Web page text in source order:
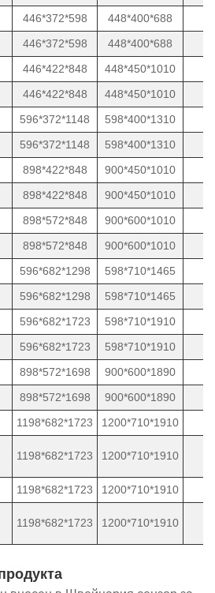
446*372*598 448*400*688
446*372*598 448*400*688
446*422*848 448*450*1010
446*422*848 448*450*1010
596*372*1148 598*400*1310
596*372*1148 598*400*1310
898*422*848 900*450*1010
898*422*848 900*450*1010
898*572*848 900*600*1010
898*572*848 900*600*1010
596*682*1298 598*710*1465
596*682*1298 598*710*1465
596*682*1723 598*710*1910
596*682*1723 598*710*1910
898*572*1698 900*600*1890
898*572*1698 900*600*1890
1198*682*1723 1200*710*1910
1198*682*1723 1200*710*1910
1198*682*1723 1200*710*1910
1198*682*1723 1200*710*1910